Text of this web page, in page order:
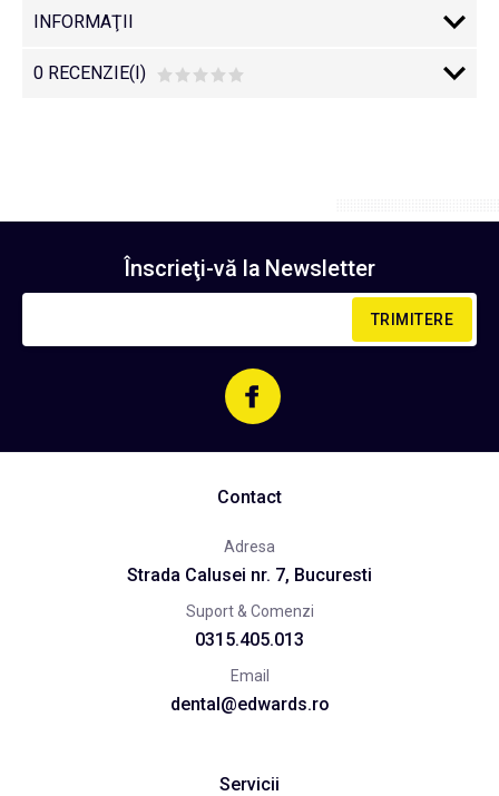
INFORMAŢII
0 RECENZIE(I)
Înscrieţi-vă la Newsletter
TRIMITERE
Contact
Adresa
Strada Calusei nr. 7, Bucuresti
Suport & Comenzi
0315.405.013
Email
dental@edwards.ro
Servicii